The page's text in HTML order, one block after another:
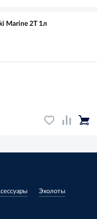
Marine 2T 1л
Эхолоты